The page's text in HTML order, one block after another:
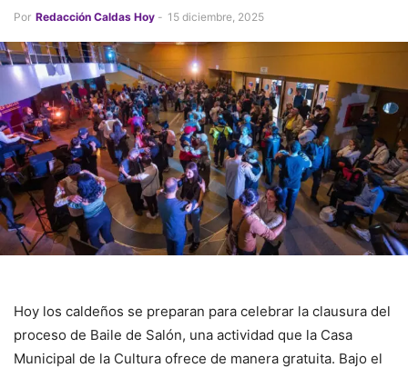
Por Redacción Caldas Hoy - 15 diciembre, 2025
Hoy los caldeños se preparan para celebrar la clausura del
proceso de Baile de Salón, una actividad que la Casa
Municipal de la Cultura ofrece de manera gratuita. Bajo el